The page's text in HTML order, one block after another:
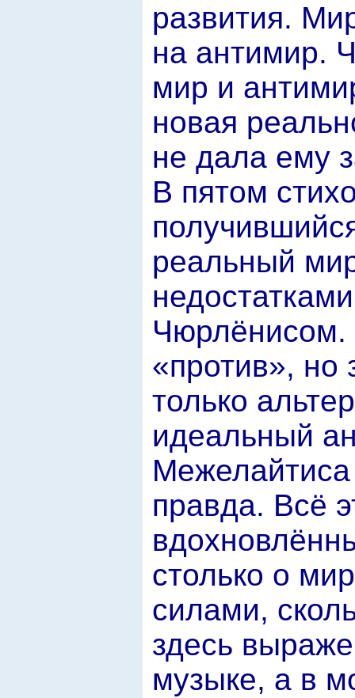
развития.
на антимир.
мир и
новая
не дала ему
В пятом
реальный
Чюрлёнисом.
«против», но
только
идеальный
правда. Всё
столько о
силами,
здесь
музыке, а в